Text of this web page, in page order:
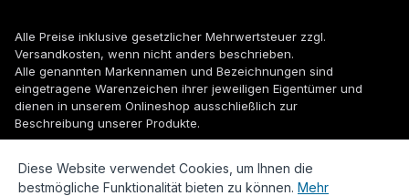
Alle Preise inklusive gesetzlicher Mehrwertsteuer zzgl.
Versandkosten, wenn nicht anders beschrieben.
Alle genannten Markennamen und Bezeichnungen sind
eingetragene Warenzeichen ihrer jeweiligen Eigentümer und
dienen in unserem Onlineshop ausschließlich zur
Beschreibung unserer Produkte.
© 2026 WUH24.de - Weigel und Unger Heizungs- und
Sanitärtechnik GmbH
Diese Website verwendet Cookies, um Ihnen die
bestmögliche Funktionalität bieten zu können. Mehr